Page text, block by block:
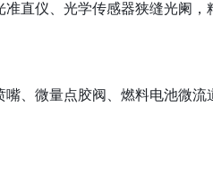
直仪、光学传感器狭缝光阑
、微量点胶阀、燃料电池微